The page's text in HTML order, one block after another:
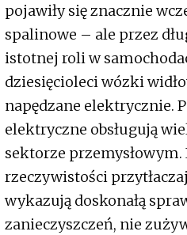
pojawiły się znacznie
spalinowe – ale przez
istotnej roli w
dziesięcioleci wózki
napędzane elektrycznie.
elektryczne obsługują
sektorze przemysłowym.
rzeczywistości
wykazują doskonałą
zanieczyszczeń, nie